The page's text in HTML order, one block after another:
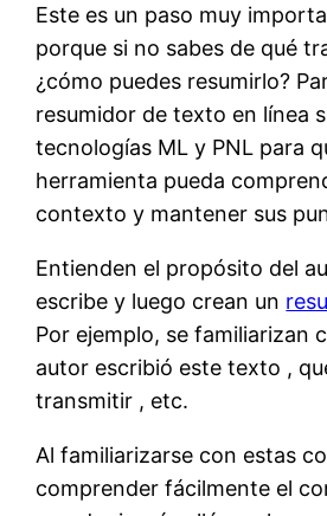
Este es un paso muy
porque si no sabes de qué
¿cómo puedes resumirlo?
resumidor de texto en línea
tecnologías ML y PNL para
herramienta pueda
contexto y mantener sus
Entienden el propósito del
escribe y luego crean un
Por ejemplo, se familiarizan
autor escribió este texto ,
transmitir , etc.
Al familiarizarse con estas
comprender fácilmente el